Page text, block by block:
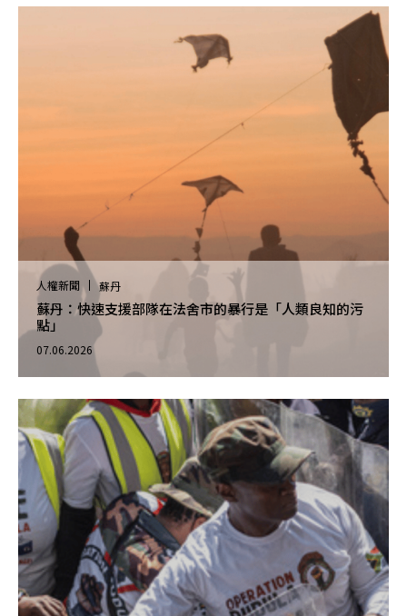
人權新聞 蘇丹
蘇丹：快速支援部隊在法舍市的暴行是「人類良知的污
點」
07.06.2026